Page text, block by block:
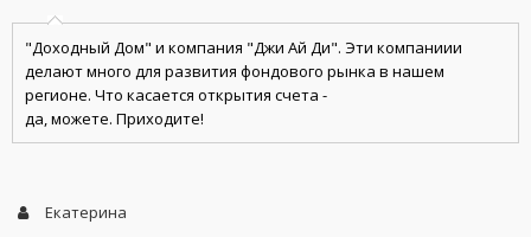
"Доходный Дом" и компания "Джи Ай Ди". Эти компаниии
делают много для развития фондового рынка в нашем
регионе. Что касается открытия счета -
да, можете. Приходите!
Екатерина